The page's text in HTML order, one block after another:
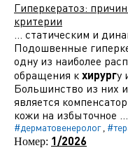
Гиперкератоз:
критерии
... статическим и
Подошвенные
одну из наиболее
обращения к хирургу
Большинство из них
является
кожи на избыточное ...
#дерматовенеролог,
Номер: 1/2026